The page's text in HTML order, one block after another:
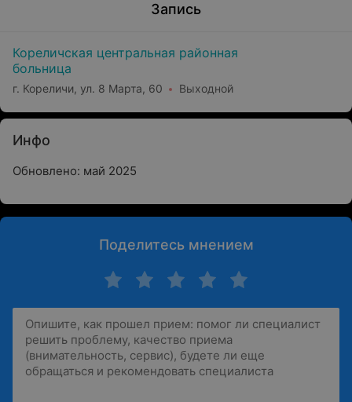
Запись
Кореличская центральная районная
больница
г. Кореличи, ул. 8 Марта, 60 Выходной
Инфо
Обновлено: май 2025
Поделитесь мнением